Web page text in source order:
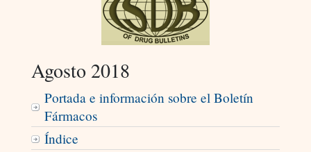
Agosto 2018
Portada e información sobre el Boletín
Fármacos
Índice